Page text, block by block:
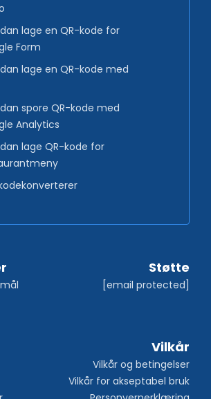
lage en QR-kode for
Form
lage en QR-kode med
spore QR-kode med
Analytics
lage QR-kode for
Støtte
[email protected]
Vilkår
Vilkår og betingelser
Vilkår for akseptabel bruk